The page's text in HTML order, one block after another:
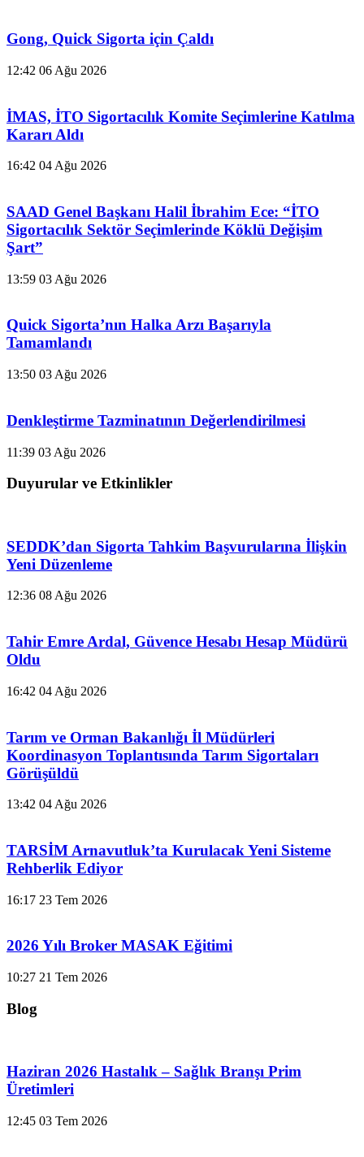
Gong, Quick Sigorta için Çaldı
12:42 06 Ağu 2026
İMAS, İTO Sigortacılık Komite Seçimlerine Katılma
Kararı Aldı
16:42 04 Ağu 2026
SAAD Genel Başkanı Halil İbrahim Ece: “İTO
Sigortacılık Sektör Seçimlerinde Köklü Değişim
Şart”
13:59 03 Ağu 2026
Quick Sigorta’nın Halka Arzı Başarıyla
Tamamlandı
13:50 03 Ağu 2026
Denkleştirme Tazminatının Değerlendirilmesi
11:39 03 Ağu 2026
Duyurular ve Etkinlikler
SEDDK’dan Sigorta Tahkim Başvurularına İlişkin
Yeni Düzenleme
12:36 08 Ağu 2026
Tahir Emre Ardal, Güvence Hesabı Hesap Müdürü
Oldu
16:42 04 Ağu 2026
Tarım ve Orman Bakanlığı İl Müdürleri
Koordinasyon Toplantısında Tarım Sigortaları
Görüşüldü
13:42 04 Ağu 2026
TARSİM Arnavutluk’ta Kurulacak Yeni Sisteme
Rehberlik Ediyor
16:17 23 Tem 2026
2026 Yılı Broker MASAK Eğitimi
10:27 21 Tem 2026
Blog
Haziran 2026 Hastalık – Sağlık Branşı Prim
Üretimleri
12:45 03 Tem 2026